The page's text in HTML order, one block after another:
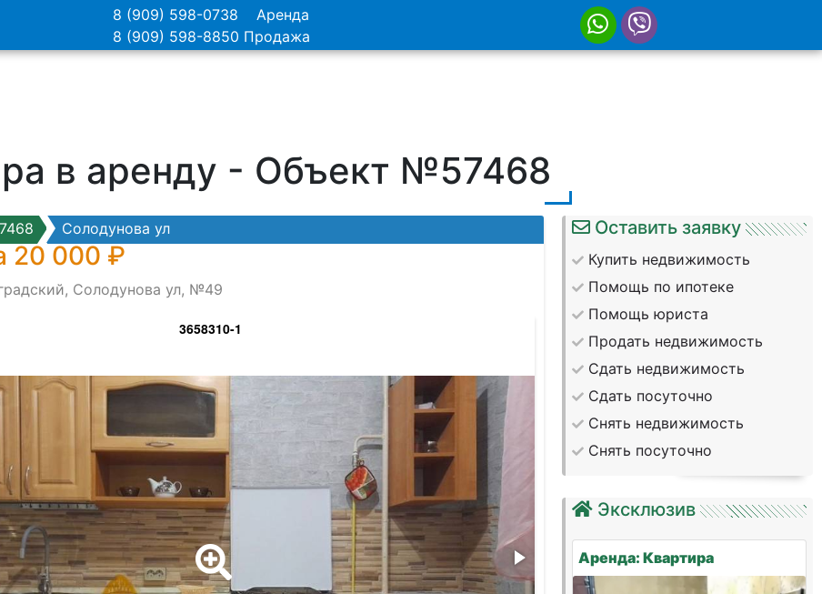
8 (909) 598-0738 Аренда
8 (909) 598-8850 Продажа
в аренду - Объект №57468
Солодунова ул
20 000 ₽
Солодунова ул, №49
3658310-1
Оставить заявку
Купить недвижимость
Помощь по ипотеке
Помощь юриста
Продать недвижимость
Сдать недвижимость
Сдать посуточно
Снять недвижимость
Снять посуточно
Эксклюзив
Аренда: Квартира